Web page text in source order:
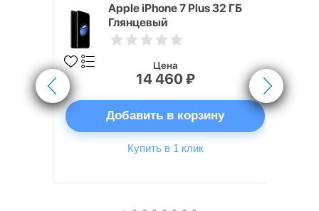
Apple iPhone 7 Plus 32 ГБ
Глянцевый
Цена
14 460 ₽
Добавить в корзину
Купить в 1 клик